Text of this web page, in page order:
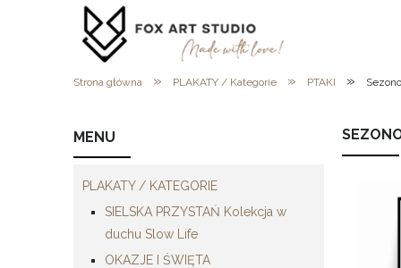
Strona główna » PLAKATY / Kategorie » PTAKI »
MENU
PLAKATY / KATEGORIE
SIELSKA PRZYSTAŃ Kolekcja w
duchu Slow Life
OKAZJE I ŚWIĘTA